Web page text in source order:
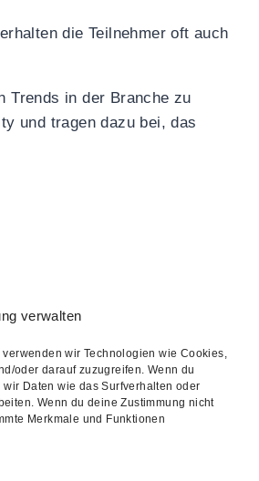
verwalten
wir Technologien wie Cookies,
oder darauf zuzugreifen. Wenn du
Daten wie das Surfverhalten oder
Wenn du deine Zustimmung nicht
Merkmale und Funktionen
die Teilnehmer oft auch
Trends in der Branche zu
und tragen dazu bei, das